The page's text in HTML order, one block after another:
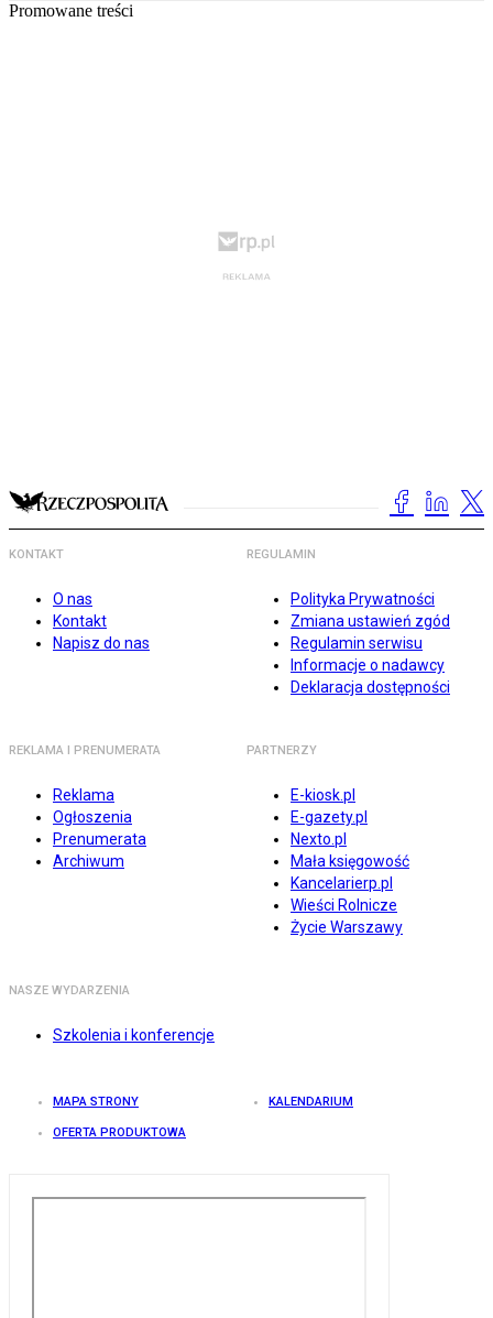
Promowane treści
KONTAKT
O nas
Kontakt
Napisz do nas
REGULAMIN
Polityka Prywatności
Zmiana ustawień zgód
Regulamin serwisu
Informacje o nadawcy
Deklaracja dostępności
REKLAMA I PRENUMERATA
Reklama
Ogłoszenia
Prenumerata
Archiwum
PARTNERZY
E-kiosk.pl
E-gazety.pl
Nexto.pl
Mała księgowość
Kancelarierp.pl
Wieści Rolnicze
Życie Warszawy
NASZE WYDARZENIA
Szkolenia i konferencje
MAPA STRONY KALENDARIUM
OFERTA PRODUKTOWA